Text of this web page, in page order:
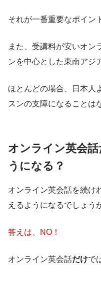
それが一番重要なポイン
また、受講料が安いオン
ンを中心とした東南アジ
ほとんどの場合、日本人
スンの支障になることは
オンライン英会
うになる？
オンライン英会話を続け
えるようになるでしょう
答えは、NO！
オンライン英会話だけで